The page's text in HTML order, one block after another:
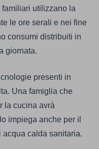
utilizzano la
le ore serali e nei fine
consumi distribuiti in
giornata.
presenti in
Una famiglia che
la cucina avrà
impiega anche per il
calda sanitaria.